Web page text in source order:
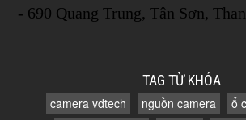
- 690 Quang Trung, Tân Sơn,
TAG TỪ KHÓA
camera vdtech nguồn camera
ổ